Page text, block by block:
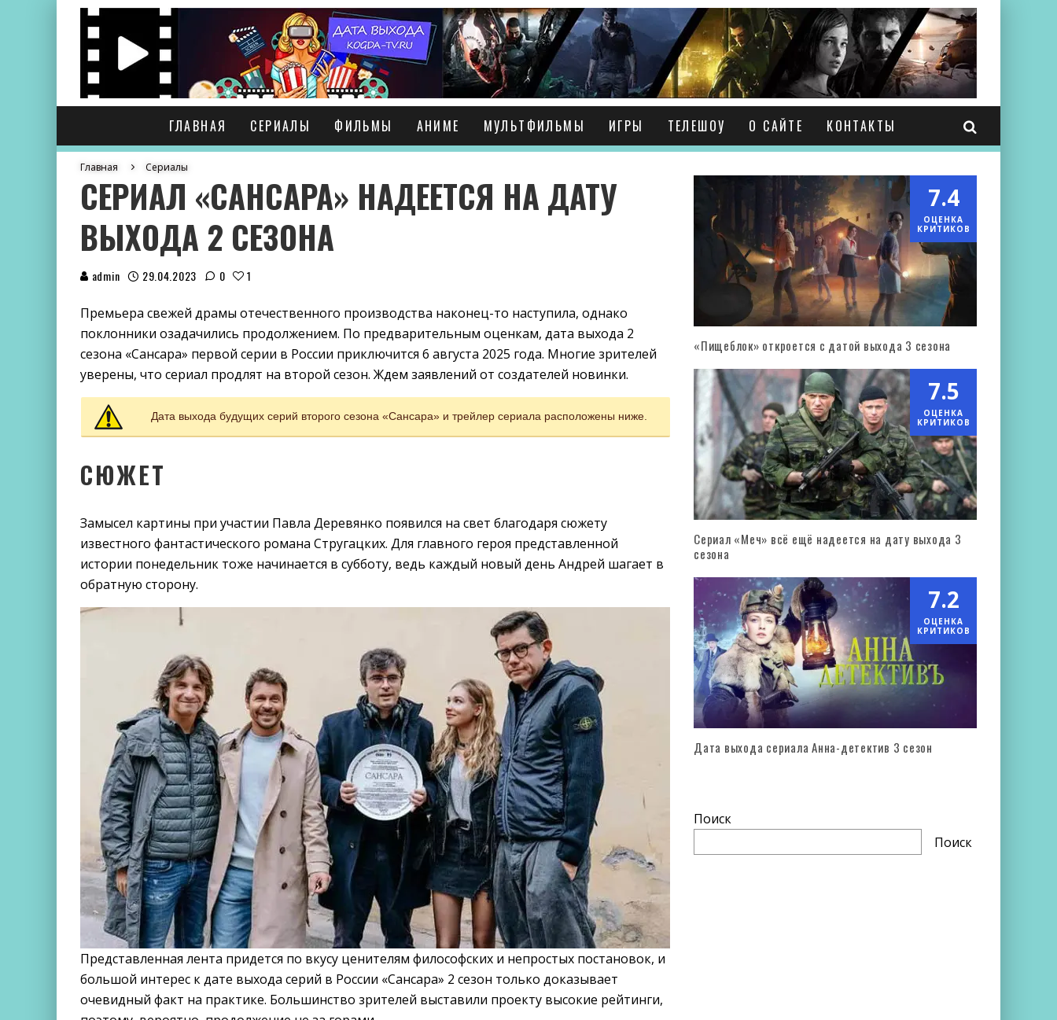
ГЛАВНАЯ СЕРИАЛЫ ФИЛЬМЫ АНИМЕ МУЛЬТФИЛЬМЫ ИГРЫ ТЕЛЕШОУ О САЙТЕ КОНТАКТЫ
Главная Сериалы
СЕРИАЛ «САНСАРА» НАДЕЕТСЯ НА ДАТУ
ВЫХОДА 2 СЕЗОНА
admin 29.04.2023 0 1
Премьера свежей драмы отечественного производства наконец-то наступила, однако
поклонники озадачились продолжением. По предварительным оценкам, дата выхода 2
сезона «Сансара» первой серии в России приключится 6 августа 2025 года. Многие зрителей
уверены, что сериал продлят на второй сезон. Ждем заявлений от создателей новинки.
Дата выхода будущих серий второго сезона «Сансара» и трейлер сериала расположены ниже.
СЮЖЕТ
Замысел картины при участии Павла Деревянко появился на свет благодаря сюжету
известного фантастического романа Стругацких. Для главного героя представленной
истории понедельник тоже начинается в субботу, ведь каждый новый день Андрей шагает в
обратную сторону.
Представленная лента придется по вкусу ценителям философских и непростых постановок, и
большой интерес к дате выхода серий в России «Сансара» 2 сезон только доказывает
очевидный факт на практике. Большинство зрителей выставили проекту высокие рейтинги,
7.4
ОЦЕНКА
КРИТИКОВ
«Пищеблок» откроется с датой выхода 3 сезона
7.5
ОЦЕНКА
КРИТИКОВ
Сериал «Меч» всё ещё надеется на дату выхода 3
сезона
7.2
ОЦЕНКА
КРИТИКОВ
Дата выхода сериала Анна-детектив 3 сезон
Поиск
Поиск